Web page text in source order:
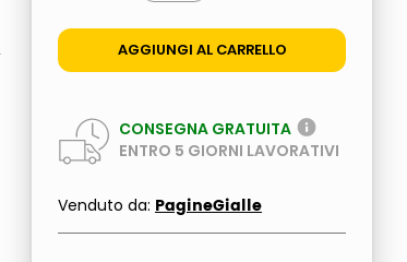
AGGIUNGI AL CARRELLO
CONSEGNA GRATUITA
ENTRO 5 GIORNI LAVORATIVI
Venduto da: PagineGialle